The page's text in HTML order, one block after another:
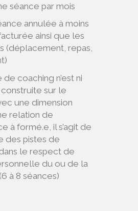
séance par mois
annulée à moins
ainsi que les
(déplacement, repas,
de coaching n’est ni
sur le
une dimension
relation de
à formé.e, il s’agit de
des pistes de
le respect de
du ou de la
à 8 séances)